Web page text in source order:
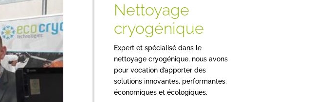
Nettoyage
cryogénique
Expert et spécialisé dans le
nettoyage cryogénique, nous avons
pour vocation d’apporter des
solutions innovantes, performantes,
économiques et écologiques.